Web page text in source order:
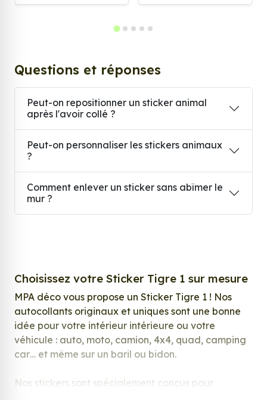
Questions et réponses
Peut-on repositionner un sticker animal
après l'avoir collé ?
Peut-on personnaliser les stickers animaux
?
Comment enlever un sticker sans abîmer le
mur ?
Choisissez votre Sticker Tigre 1 sur mesure
MPA déco vous propose un Sticker Tigre 1 ! Nos
autocollants originaux et uniques sont une bonne
idée pour votre intérieur intérieure ou votre
véhicule : auto, moto, camion, 4x4, quad, camping
car… et même sur un baril ou bidon.
Nos stickers sont spécialement conçus pour